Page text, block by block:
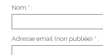
Nom * :
Adresse email (non publiée) * :